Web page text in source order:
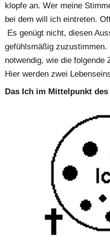
klopfe an. Wer meine
bei dem will ich eintreten.
Es genügt nicht, diesen
gefühlsmäßig zuzustimmen.
notwendig, wie die
Hier werden zwei
Das Ich im Mittelpunkt des